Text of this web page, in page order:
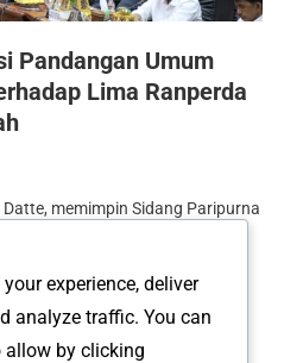
Pandangan Umum
Lima Ranperda
memimpin Sidang Paripurna
Peraturan Daerah (Ranperda).
Irwan Bachry Syam
dan pandangan, serta
dalam menyikapi ke lima
experience, deliver
analyze traffic. You can
allow by clicking